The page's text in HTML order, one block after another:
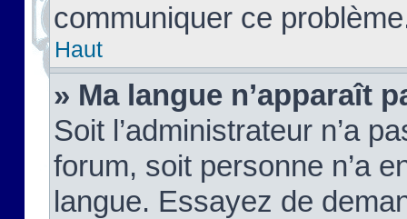
communiquer ce
Haut
» Ma langue n’apparaît
Soit l’administrateur n’a
forum, soit personne n’a
langue. Essayez de